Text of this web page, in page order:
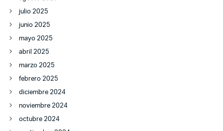
julio 2025
junio 2025
mayo 2025
abril 2025
marzo 2025
febrero 2025
diciembre 2024
noviembre 2024
octubre 2024